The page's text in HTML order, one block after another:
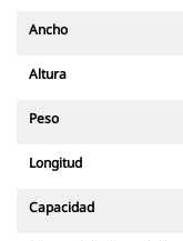
Ancho
Altura
Peso
Longitud
Capacidad